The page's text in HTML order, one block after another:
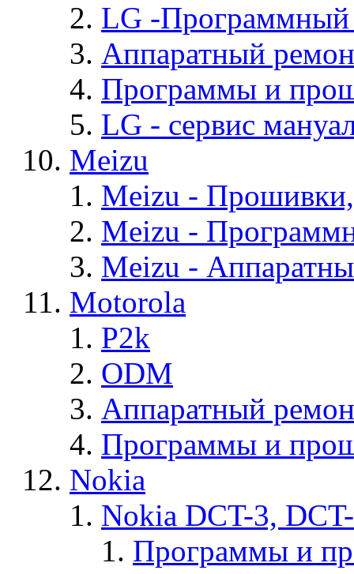
LG -Программный
Аппаратный
Программы и
LG - cервис
Meizu
Meizu -
Meizu -
Meizu -
Motorola
P2k
ODM
Аппаратный
Программы и
Nokia
Nokia DCT-3,
Программы и